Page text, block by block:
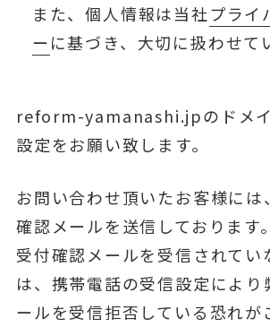
また、個人情報は当社プライ
ー に基づき、大切に扱わせて
reform-yamanashi.jpのドメ
設定をお願い致します。
お問い合わせ頂いたお客様には
確認メールを送信しております。
受付確認メールを受信されてい
は、携帯電話の受信設定により
ールを受信拒否している恐れが